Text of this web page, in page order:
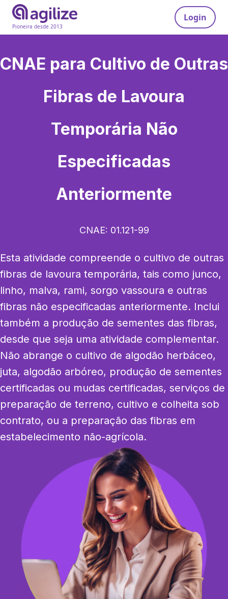
Pioneira desde 2013
Login
CNAE para Cultivo de Outras
Fibras de Lavoura
Temporária Não
Especificadas
Anteriormente
CNAE: 01.121-99
Esta atividade compreende o cultivo de outras
fibras de lavoura temporária, tais como junco,
linho, malva, rami, sorgo vassoura e outras
fibras não especificadas anteriormente. Inclui
também a produção de sementes das fibras,
desde que seja uma atividade complementar.
Não abrange o cultivo de algodão herbáceo,
juta, algodão arbóreo, produção de sementes
certificadas ou mudas certificadas, serviços de
preparação de terreno, cultivo e colheita sob
contrato, ou a preparação das fibras em
estabelecimento não-agrícola.